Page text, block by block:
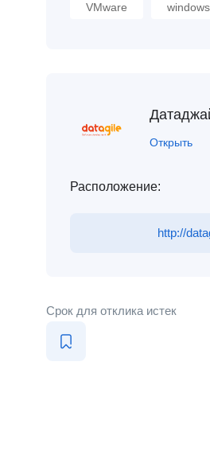
VMware windows
Открыть
Расположение:
http://
Срок для отклика истек